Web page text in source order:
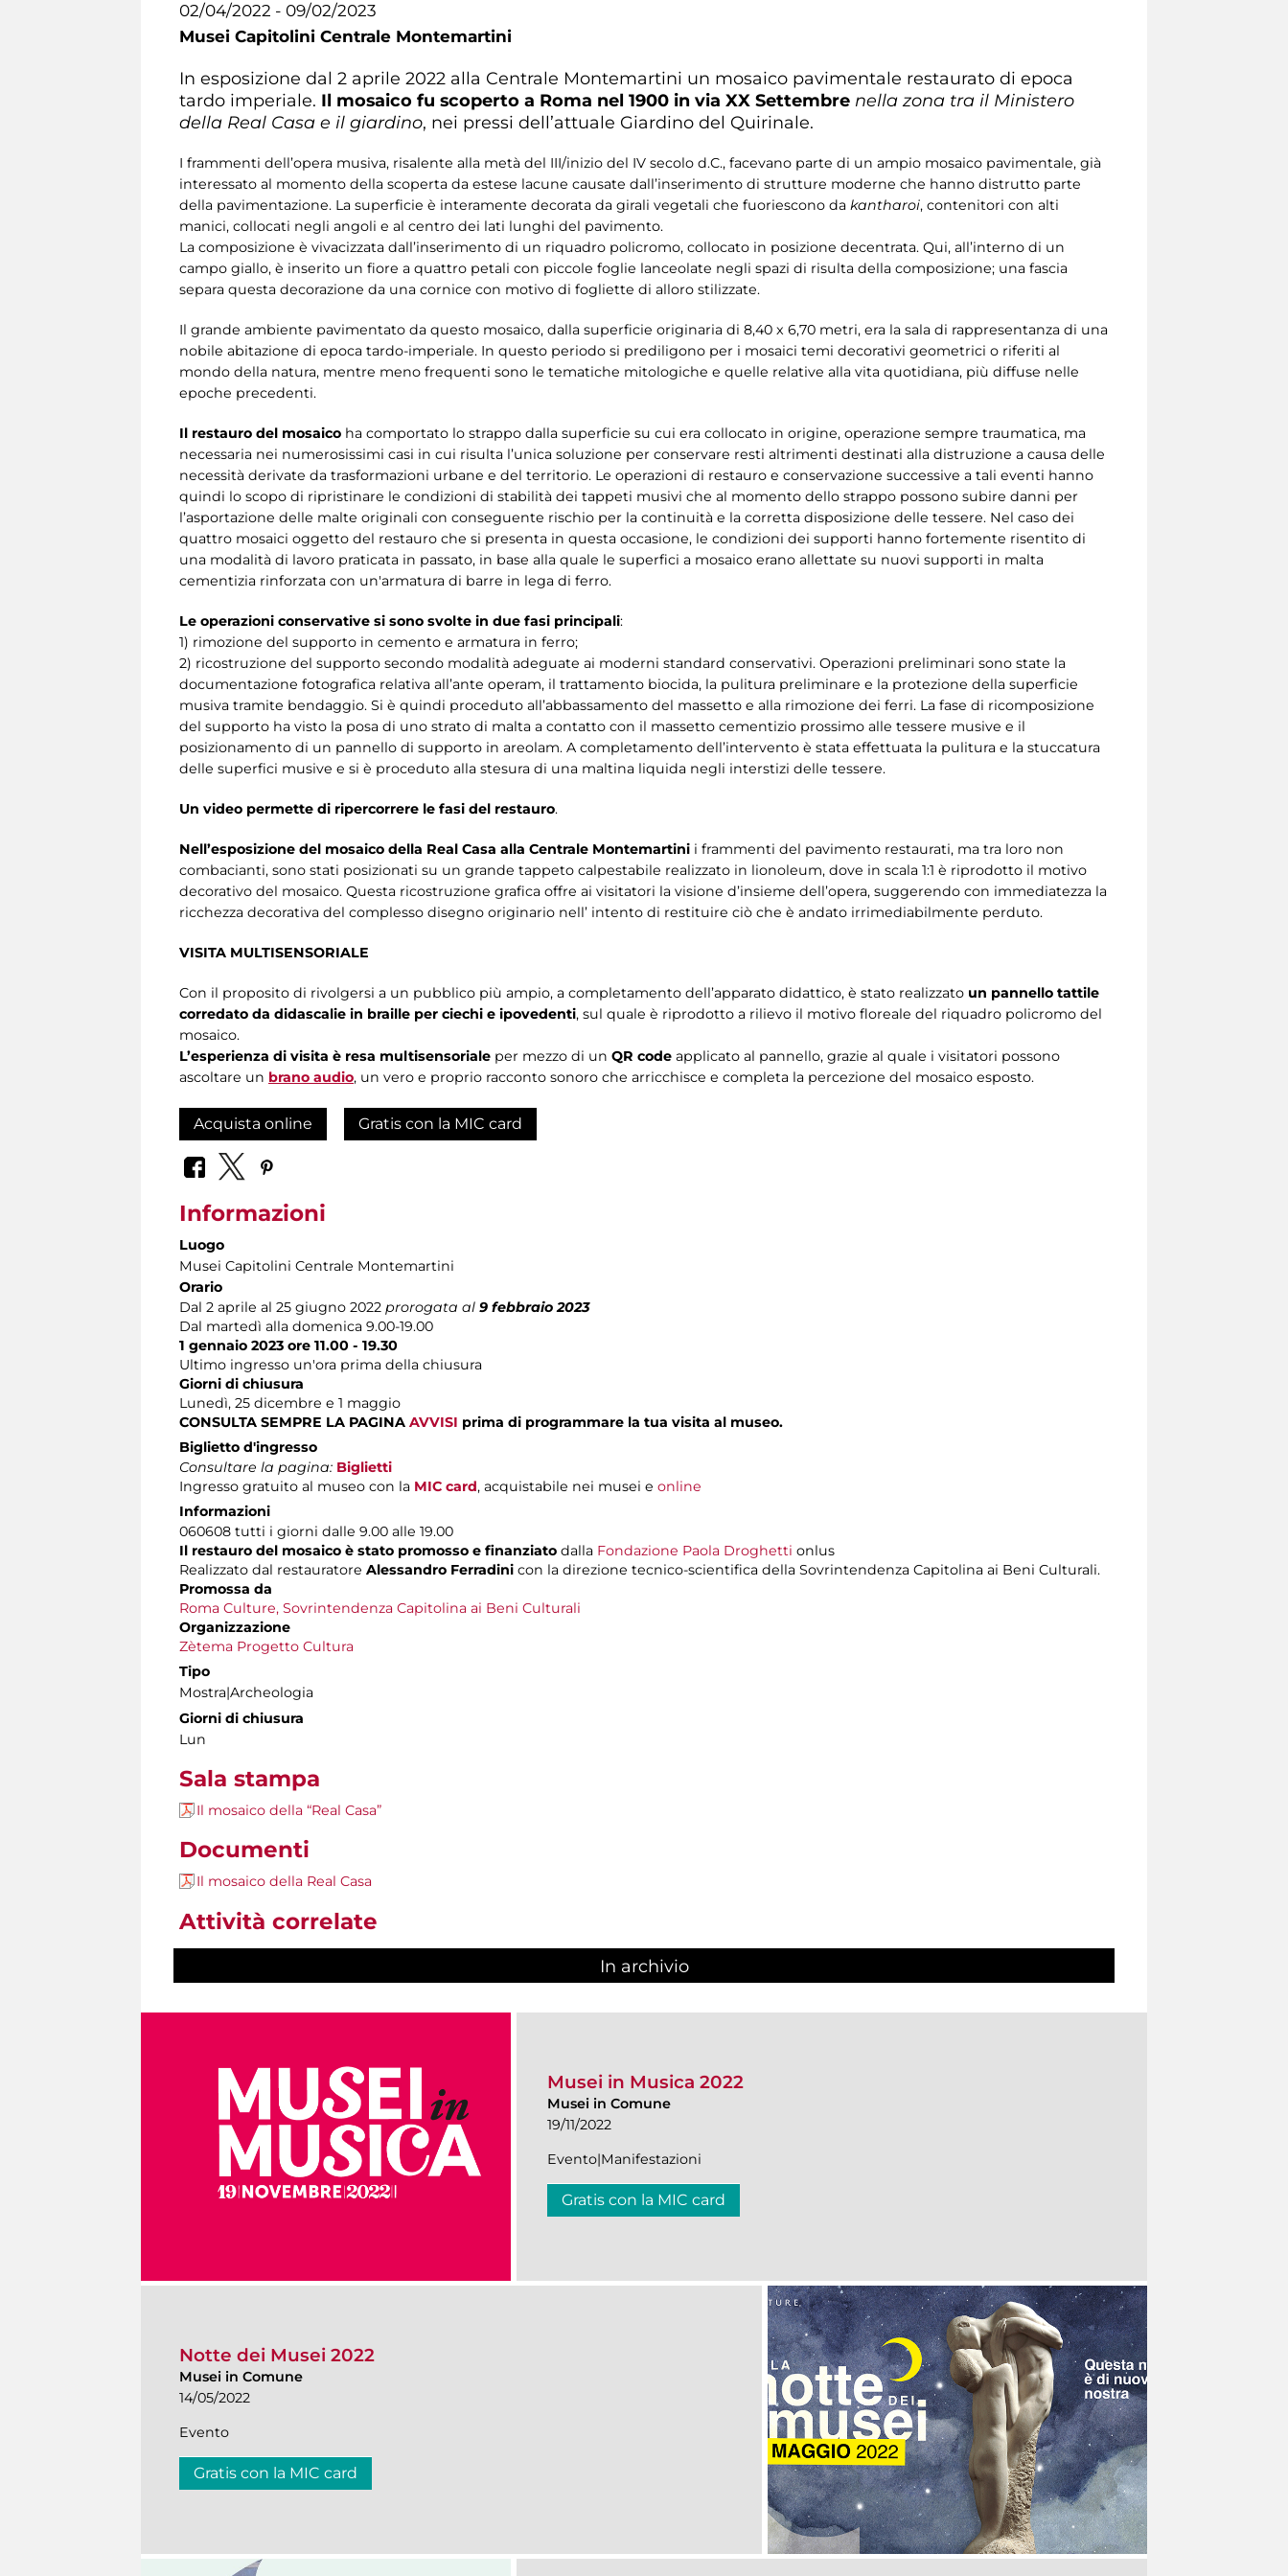
02/04/2022 - 09/02/2023
Musei Capitolini Centrale Montemartini
In esposizione dal 2 aprile 2022 alla Centrale Montemartini un mosaico pavimentale restaurato di epoca
tardo imperiale. Il mosaico fu scoperto a Roma nel 1900 in via XX Settembre nella zona tra il Ministero
della Real Casa e il giardino, nei pressi dell’attuale Giardino del Quirinale.
I frammenti dell’opera musiva, risalente alla metà del III/inizio del IV secolo d.C., facevano parte di un ampio mosaico pavimentale, già
interessato al momento della scoperta da estese lacune causate dall’inserimento di strutture moderne che hanno distrutto parte
della pavimentazione. La superficie è interamente decorata da girali vegetali che fuoriescono da kantharoi, contenitori con alti
manici, collocati negli angoli e al centro dei lati lunghi del pavimento.
La composizione è vivacizzata dall’inserimento di un riquadro policromo, collocato in posizione decentrata. Qui, all’interno di un
campo giallo, è inserito un fiore a quattro petali con piccole foglie lanceolate negli spazi di risulta della composizione; una fascia
separa questa decorazione da una cornice con motivo di fogliette di alloro stilizzate.
Il grande ambiente pavimentato da questo mosaico, dalla superficie originaria di 8,40 x 6,70 metri, era la sala di rappresentanza di una
nobile abitazione di epoca tardo-imperiale. In questo periodo si prediligono per i mosaici temi decorativi geometrici o riferiti al
mondo della natura, mentre meno frequenti sono le tematiche mitologiche e quelle relative alla vita quotidiana, più diffuse nelle
epoche precedenti.
Il restauro del mosaico ha comportato lo strappo dalla superficie su cui era collocato in origine, operazione sempre traumatica, ma
necessaria nei numerosissimi casi in cui risulta l’unica soluzione per conservare resti altrimenti destinati alla distruzione a causa delle
necessità derivate da trasformazioni urbane e del territorio. Le operazioni di restauro e conservazione successive a tali eventi hanno
quindi lo scopo di ripristinare le condizioni di stabilità dei tappeti musivi che al momento dello strappo possono subire danni per
l’asportazione delle malte originali con conseguente rischio per la continuità e la corretta disposizione delle tessere. Nel caso dei
quattro mosaici oggetto del restauro che si presenta in questa occasione, le condizioni dei supporti hanno fortemente risentito di
una modalità di lavoro praticata in passato, in base alla quale le superfici a mosaico erano allettate su nuovi supporti in malta
cementizia rinforzata con un'armatura di barre in lega di ferro.
Le operazioni conservative si sono svolte in due fasi principali:
1) rimozione del supporto in cemento e armatura in ferro;
2) ricostruzione del supporto secondo modalità adeguate ai moderni standard conservativi. Operazioni preliminari sono state la
documentazione fotografica relativa all’ante operam, il trattamento biocida, la pulitura preliminare e la protezione della superficie
musiva tramite bendaggio. Si è quindi proceduto all’abbassamento del massetto e alla rimozione dei ferri. La fase di ricomposizione
del supporto ha visto la posa di uno strato di malta a contatto con il massetto cementizio prossimo alle tessere musive e il
posizionamento di un pannello di supporto in areolam. A completamento dell’intervento è stata effettuata la pulitura e la stuccatura
delle superfici musive e si è proceduto alla stesura di una maltina liquida negli interstizi delle tessere.
Un video permette di ripercorrere le fasi del restauro.
Nell’esposizione del mosaico della Real Casa alla Centrale Montemartini i frammenti del pavimento restaurati, ma tra loro non
combacianti, sono stati posizionati su un grande tappeto calpestabile realizzato in lionoleum, dove in scala 1:1 è riprodotto il motivo
decorativo del mosaico. Questa ricostruzione grafica offre ai visitatori la visione d’insieme dell’opera, suggerendo con immediatezza la
ricchezza decorativa del complesso disegno originario nell’ intento di restituire ciò che è andato irrimediabilmente perduto.
VISITA MULTISENSORIALE
Con il proposito di rivolgersi a un pubblico più ampio, a completamento dell’apparato didattico, è stato realizzato un pannello tattile
corredato da didascalie in braille per ciechi e ipovedenti, sul quale è riprodotto a rilievo il motivo floreale del riquadro policromo del
mosaico.
L’esperienza di visita è resa multisensoriale per mezzo di un QR code applicato al pannello, grazie al quale i visitatori possono
ascoltare un brano audio, un vero e proprio racconto sonoro che arricchisce e completa la percezione del mosaico esposto.
Acquista online Gratis con la MIC card
Informazioni
Luogo
Musei Capitolini Centrale Montemartini
Orario
Dal 2 aprile al 25 giugno 2022 prorogata al 9 febbraio 2023
Dal martedì alla domenica 9.00-19.00
1 gennaio 2023 ore 11.00 - 19.30
Ultimo ingresso un'ora prima della chiusura
Giorni di chiusura
Lunedì, 25 dicembre e 1 maggio
CONSULTA SEMPRE LA PAGINA AVVISI prima di programmare la tua visita al museo.
Biglietto d'ingresso
Consultare la pagina: Biglietti
Ingresso gratuito al museo con la MIC card, acquistabile nei musei e online
Informazioni
060608 tutti i giorni dalle 9.00 alle 19.00
Il restauro del mosaico è stato promosso e finanziato dalla Fondazione Paola Droghetti onlus
Realizzato dal restauratore Alessandro Ferradini con la direzione tecnico-scientifica della Sovrintendenza Capitolina ai Beni Culturali.
Promossa da
Roma Culture, Sovrintendenza Capitolina ai Beni Culturali
Organizzazione
Zètema Progetto Cultura
Tipo
Mostra|Archeologia
Giorni di chiusura
Lun
Sala stampa
Il mosaico della “Real Casa”
Documenti
Il mosaico della Real Casa
Attività correlate
In archivio
Musei in Musica 2022
Musei in Comune
19/11/2022
Evento|Manifestazioni
Gratis con la MIC card
Notte dei Musei 2022
Musei in Comune
14/05/2022
Evento
Gratis con la MIC card